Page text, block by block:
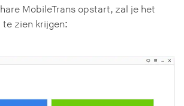
MobileTrans opstart, zal je het
zien krijgen: